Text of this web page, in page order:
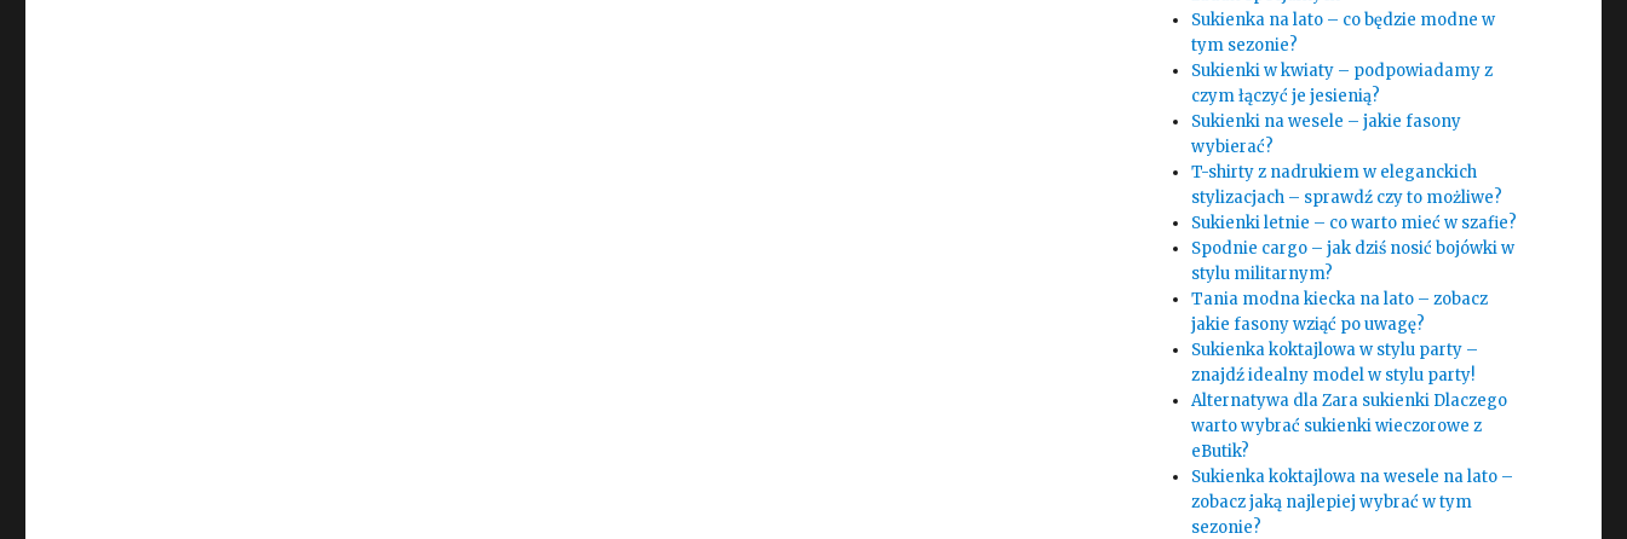
Sukienka na lato – co będzie modne w
tym sezonie?
Sukienki w kwiaty – podpowiadamy z
czym łączyć je jesienią?
Sukienki na wesele – jakie fasony
wybierać?
T-shirty z nadrukiem w eleganckich
stylizacjach – sprawdź czy to możliwe?
Sukienki letnie – co warto mieć w szafie?
Spodnie cargo – jak dziś nosić bojówki w
stylu militarnym?
Tania modna kiecka na lato – zobacz
jakie fasony wziąć po uwagę?
Sukienka koktajlowa w stylu party –
znajdź idealny model w stylu party!
Alternatywa dla Zara sukienki Dlaczego
warto wybrać sukienki wieczorowe z
eButik?
Sukienka koktajlowa na wesele na lato –
zobacz jaką najlepiej wybrać w tym
sezonie?